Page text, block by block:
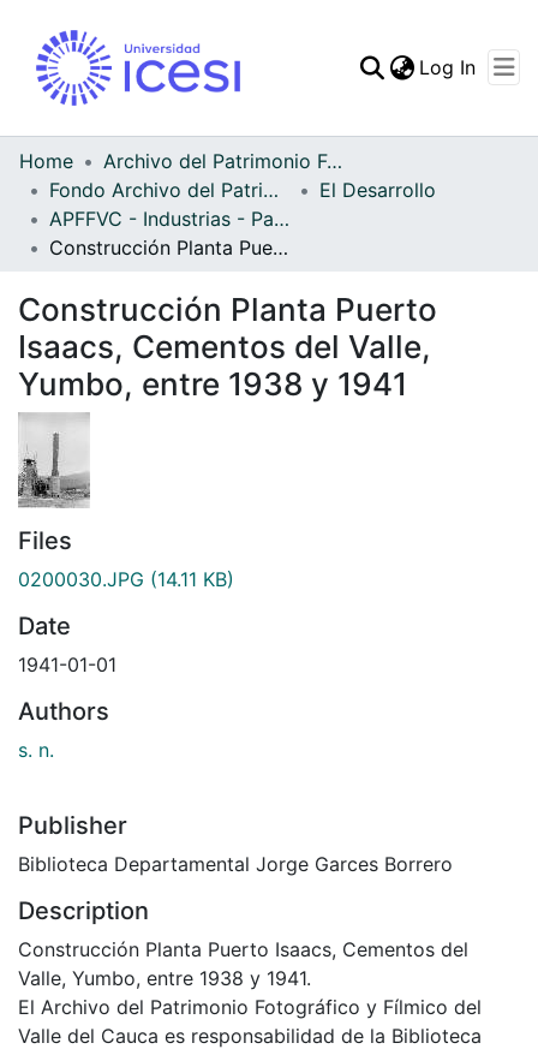
Statistics
Log In
Home
Archivo del Patrimonio Fotográfico y Fílmico del Valle del Cauca
Fondo Archivo del Patrimonio Fotográfico y Fílmico del Valle del Cauca
El Desarrollo
APFFVC - Industrias - Patrimonial
Construcción Planta Puerto Isaacs, Cementos del Valle, Yumbo, entre 1938 y 1941
Construcción Planta Puerto
Isaacs, Cementos del Valle,
Yumbo, entre 1938 y 1941
Files
0200030.JPG (14.11 KB)
Date
1941-01-01
Authors
s. n.
Publisher
Biblioteca Departamental Jorge Garces Borrero
Description
Construcción Planta Puerto Isaacs, Cementos del
Valle, Yumbo, entre 1938 y 1941.
El Archivo del Patrimonio Fotográfico y Fílmico del
Valle del Cauca es responsabilidad de la Biblioteca